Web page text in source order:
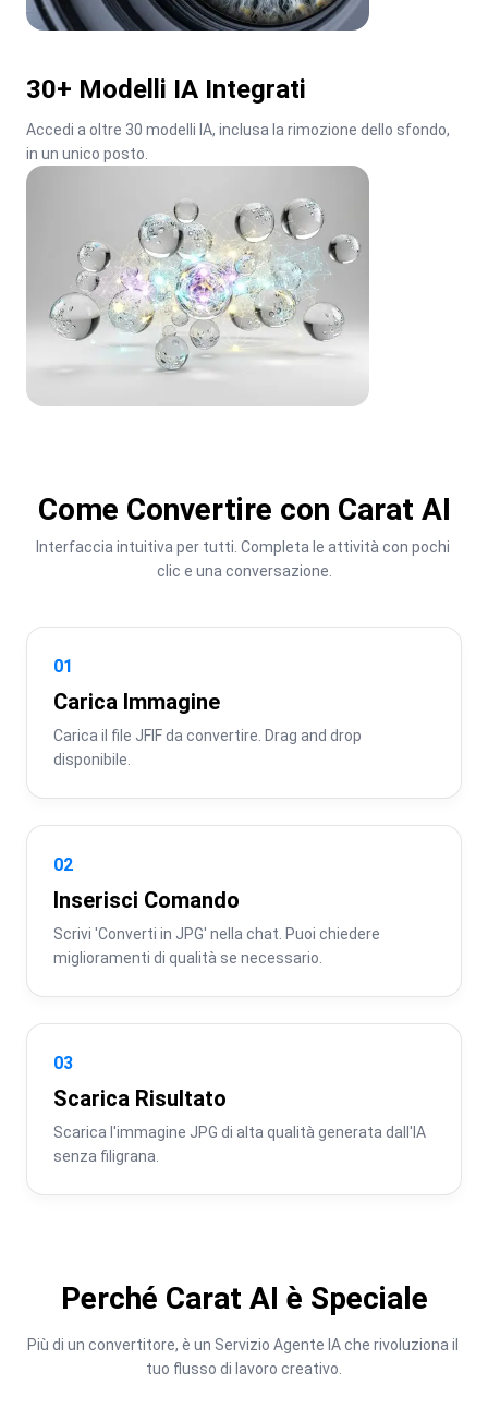
30+ Modelli IA Integrati
Accedi a oltre 30 modelli IA, inclusa la rimozione dello sfondo,
in un unico posto.
Come Convertire con Carat AI
Interfaccia intuitiva per tutti. Completa le attività con pochi
clic e una conversazione.
01
Carica Immagine
Carica il file JFIF da convertire. Drag and drop
disponibile.
02
Inserisci Comando
Scrivi 'Converti in JPG' nella chat. Puoi chiedere
miglioramenti di qualità se necessario.
03
Scarica Risultato
Scarica l'immagine JPG di alta qualità generata dall'IA
senza filigrana.
Perché Carat AI è Speciale
Più di un convertitore, è un Servizio Agente IA che rivoluziona il
tuo flusso di lavoro creativo.